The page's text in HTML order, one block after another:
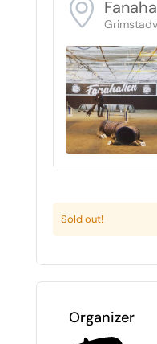
Sold out!
Organizer